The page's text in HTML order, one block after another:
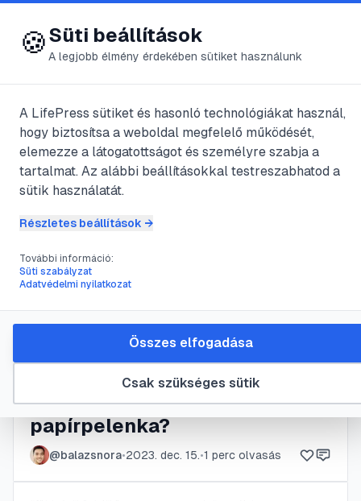
😍 LifePress
🏷️#
4cikk található ezzel a címkével
Pelenka – eldobod vagy
kimosod?
@yellowknight•2024. jan. 25.•1perc olvasás
Kinek kényelmes a
papírpelenka?
@balazsnora•2023. dec. 15.•1 perc olvasás
🍪Süti beállítások
A legjobb élmény érdekében sütiket használunk
A LifePress sütiket és hasonló technológiákat használ,
hogy biztosítsa a weboldal megfelelő működését,
elemezze a látogatottságot és személyre szabja a
tartalmat. Az alábbi beállításokkal testreszabhatod a
sütik használatát.
Részletes beállítások →
További információ:
Süti szabályzat
Adatvédelmi nyilatkozat
Csak szükséges sütik
Összes elfogadása